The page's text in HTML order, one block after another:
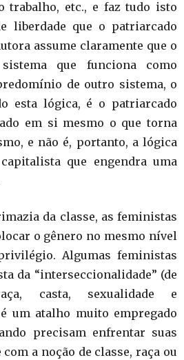
trabalho, etc., e faz tudo isto
liberdade que o patriarcado
assume claramente que o
que funciona como
de outro sistema, o
esta lógica, é o patriarcado
em si mesmo o que torna
e não é, portanto, a lógica
que engendra uma
da classe, as feministas
o gênero no mesmo nível
Algumas feministas
da “interseccionalidade” (de
casta, sexualidade e
um atalho muito empregado
precisam enfrentar suas
a noção de classe, raça ou